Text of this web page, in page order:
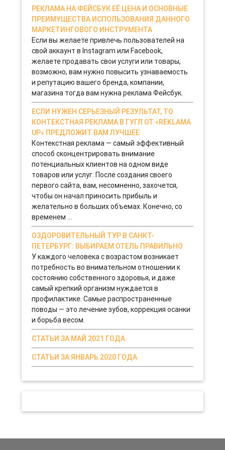
РЕКЛАМА НА ФЕЙСБУК ЕЁ ЦЕНА И ОСНОВНЫЕ
ПРЕИМУЩЕСТВА ИСПОЛЬЗОВАНИЯ ДАННОГО
МАРКЕТИНГОВОГО ИНСТРУМЕНТА
Если вы желаете привлечь пользователей на
свой аккаунт в Instagram или Facebook,
желаете продавать свои услуги или товары,
возможно, вам нужно повысить узнаваемость
и репутацию вашего бренда, компании,
магазина тогда вам нужна реклама Фейсбук.
ЕСЛИ НУЖЕН СЕРЬЕЗНЫЙ РЕЗУЛЬТАТ, ТО
КОНТЕКСТНАЯ РЕКЛАМА В ГУГЛ ОТ «REKLAMA
UP» ПРЕДЛОЖИТ ВАМ ЛУЧШЕЕ
Контекстная реклама — самый эффективный
способ сконцентрировать внимание
потенциальных клиентов на одном виде
товаров или услуг. После создания своего
первого сайта, вам, несомненно, захочется,
чтобы он начал приносить прибыль и
желательно в больших объемах. Конечно, со
временем ...
ОЗДОРОВИТЕЛЬНЫЙ ТУР В САНКТ-
ПЕТЕРБУРГ: ВЫБИРАЕМ ОТЕЛЬ ПРАВИЛЬНО
У каждого человека с возрастом возникает
потребность во внимательном отношении к
состоянию собственного здоровья, и даже
самый крепкий организм нуждается в
профилактике. Самые распространенные
поводы — это лечение зубов, коррекция осанки
и борьба весом.
СТАТЬИ ЗА МАЙ 2021 ГОДА
СТАТЬИ ЗА ЯНВАРЬ 2020 ГОДА